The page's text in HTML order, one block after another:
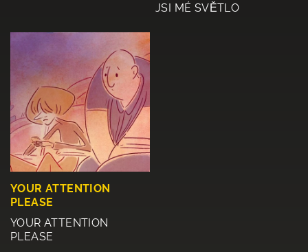
JSI MÉ SVĚTLO
YOUR ATTENTION
PLEASE
YOUR ATTENTION
PLEASE